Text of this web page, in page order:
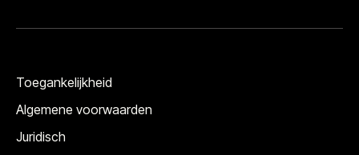
Toegankelijkheid
Algemene voorwaarden
Juridisch